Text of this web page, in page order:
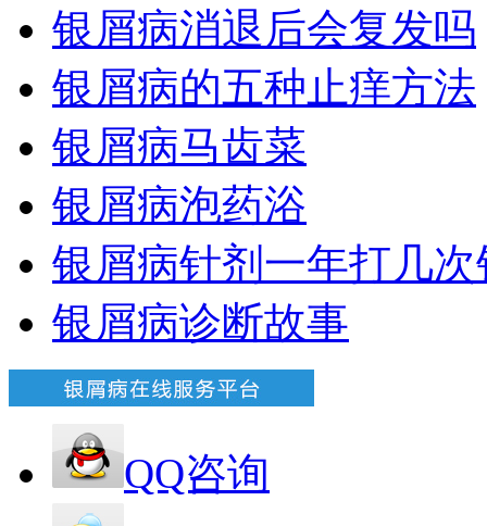
银屑病消退后会复发吗
银屑病的五种止痒方法
银屑病马齿菜
银屑病泡药浴
银屑病针剂一年打几次
银屑病诊断故事
QQ咨询